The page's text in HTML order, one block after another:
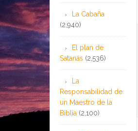
La Cabaña
(2,940)
El plan de
Satanás (2,536)
La
Responsabilidad de
un Maestro de la
Biblia (2,100)